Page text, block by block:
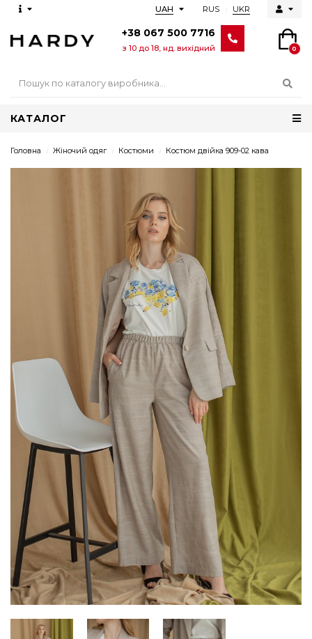
RUS UKR
UAH
+38 067 500 7716
з 10 до 18, нд. вихідний 0
КАТАЛОГ
Головна Жіночий одяг Костюми Костюм двійка 909-02 кава